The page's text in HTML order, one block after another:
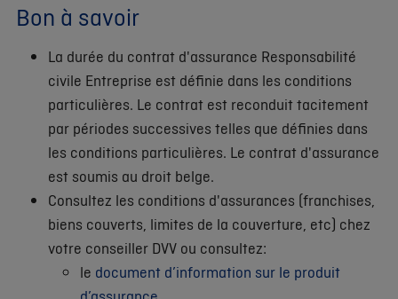
Bon à savoir
La durée du contrat d'assurance Responsabilité
civile Entreprise est définie dans les conditions
particulières. Le contrat est reconduit tacitement
par périodes successives telles que définies dans
les conditions particulières. Le contrat d'assurance
est soumis au droit belge.
Consultez les conditions d'assurances (franchises,
biens couverts, limites de la couverture, etc) chez
votre conseiller DVV ou consultez:
le document d’information sur le produit